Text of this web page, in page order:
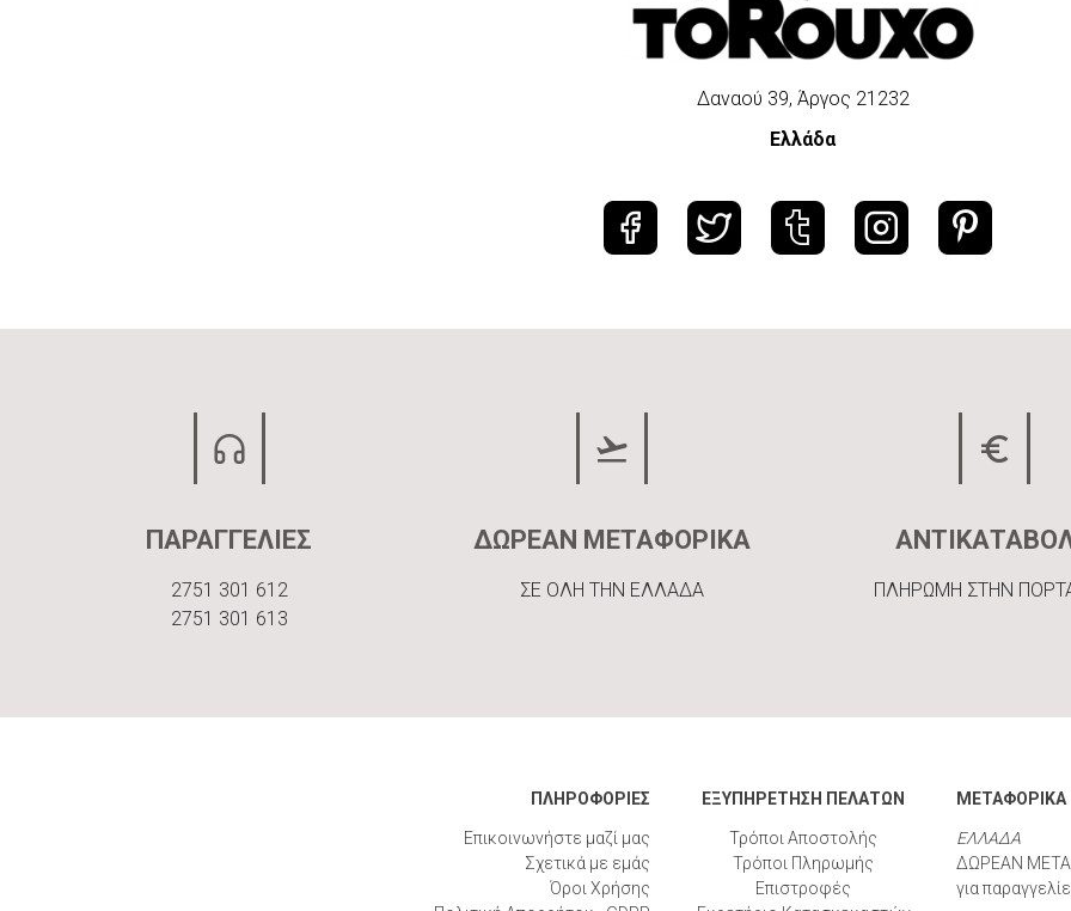
Δαναού 39, Άργος 21232
Ελλάδα
ΠΑΡΑΓΓΕΛΙΕΣ
2751 301 612
2751 301 613
ΔΩΡΕΑΝ ΜΕΤΑΦΟΡΙΚΑ
ΣΕ ΟΛΗ ΤΗΝ ΕΛΛΑΔΑ ΠΛΗΡΩΜΗ ΣΤΗΝ
ΠΛΗΡΟΦΟΡΙΕΣ
Επικοινωνήστε μαζί μας
Σχετικά με εμάς
Όροι Χρήσης
ΕΞΥΠΗΡΕΤΗΣΗ ΠΕΛΑΤΩΝ
Τρόποι Αποστολής
Τρόποι Πληρωμής
Επιστροφές
ΜΕΤΑΦΟΡΙΚΑ
ΕΛΛΑΔΑ
ΔΩΡΕΑΝ
για